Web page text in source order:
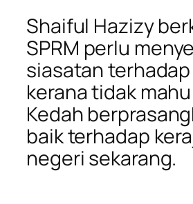
Shaiful Hazizy
SPRM perlu
siasatan
kerana tidak
Kedah
baik terhadap
negeri sekarang.